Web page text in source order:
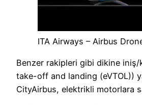
ITA Airways – Airbus
Benzer rakipleri gibi dikine iniş/
take-off and landing (eVTOL))
CityAirbus, elektrikli motorlara